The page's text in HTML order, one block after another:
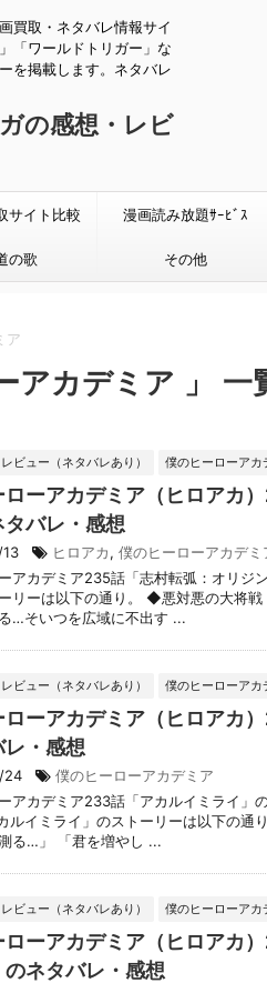
買取・ネタバレ情報サイ
「ワールドトリガー」な
を掲載します。ネタバレ
の感想・レビ
サイト比較 漫画読み放題ｻｰﾋﾞｽ
の歌 その他
ア
アカデミア 」 一
ビュー（ネタバレあり） 僕のヒーローアカ
ローアカデミア（ヒロアカ
タバレ・感想
ヒロアカ, 僕のヒーローアカデミ
アカデミア235話「志村転弧：オリジ
リーは以下の通り。 ◆悪対悪の大将
…そいつを広域に不出す ...
ビュー（ネタバレあり） 僕のヒーローアカ
ーアカデミア（ヒロアカ
・感想
24
僕のヒーローアカデミア
アカデミア233話「アカルイミライ」
ルイミライ」のストーリーは以下の通
る…」 「君を増やし ...
ビュー（ネタバレあり） 僕のヒーローアカ
ローアカデミア（ヒロアカ
ネタバレ・感想